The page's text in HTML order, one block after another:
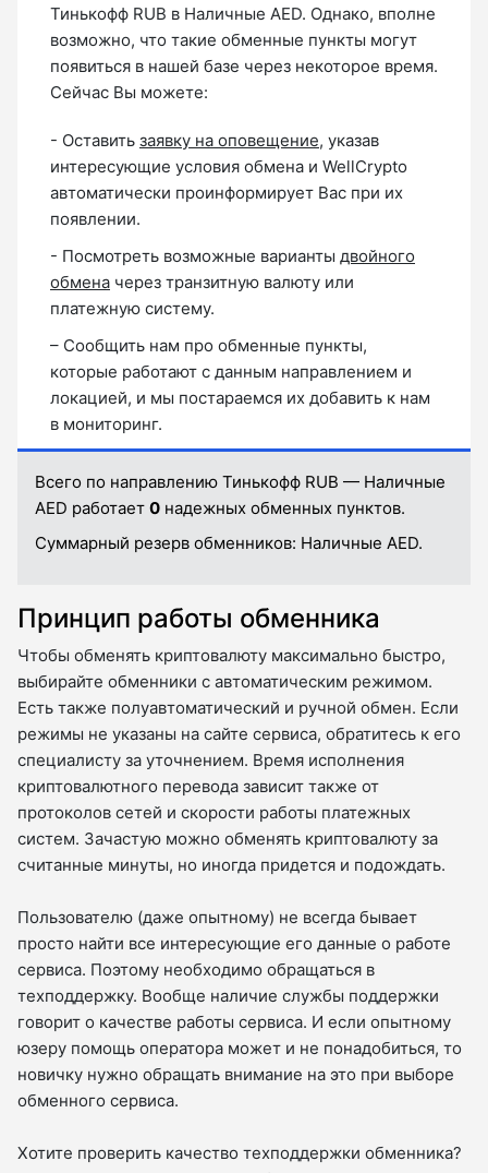
Тинькофф RUB в Наличные AED. Однако, вполне
возможно, что такие обменные пункты могут
появиться в нашей базе через некоторое время.
Сейчас Вы можете:
- Оставить заявку на оповещение, указав
интересующие условия обмена и WellCrypto
автоматически проинформирует Вас при их
появлении.
- Посмотреть возможные варианты двойного
обмена через транзитную валюту или
платежную систему.
– Сообщить нам про обменные пункты,
которые работают с данным направлением и
локацией, и мы постараемся их добавить к нам
в мониторинг.
Всего по направлению Тинькофф RUB — Наличные
AED работает 0 надежных обменных пунктов.
Суммарный резерв обменников: Наличные AED.
Принцип работы обменника
Чтобы обменять криптовалюту максимально быстро,
выбирайте обменники с автоматическим режимом.
Есть также полуавтоматический и ручной обмен. Если
режимы не указаны на сайте сервиса, обратитесь к его
специалисту за уточнением. Время исполнения
криптовалютного перевода зависит также от
протоколов сетей и скорости работы платежных
систем. Зачастую можно обменять криптовалюту за
считанные минуты, но иногда придется и подождать.
Пользователю (даже опытному) не всегда бывает
просто найти все интересующие его данные о работе
сервиса. Поэтому необходимо обращаться в
техподдержку. Вообще наличие службы поддержки
говорит о качестве работы сервиса. И если опытному
юзеру помощь оператора может и не понадобиться, то
новичку нужно обращать внимание на это при выборе
обменного сервиса.
Хотите проверить качество техподдержки обменника?